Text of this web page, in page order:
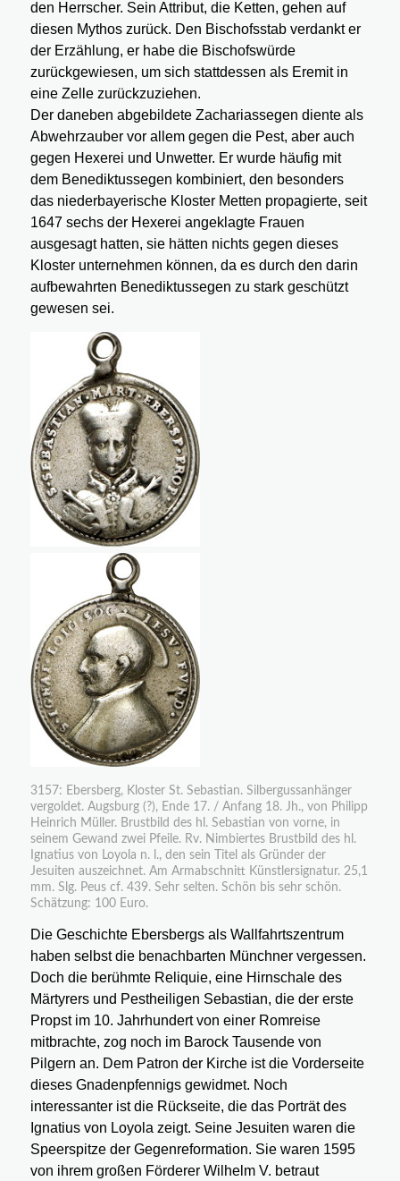
den Herrscher. Sein Attribut, die Ketten, gehen auf
diesen Mythos zurück. Den Bischofsstab verdankt er
der Erzählung, er habe die Bischofswürde
zurückgewiesen, um sich stattdessen als Eremit in
eine Zelle zurückzuziehen.
Der daneben abgebildete Zachariassegen diente als
Abwehrzauber vor allem gegen die Pest, aber auch
gegen Hexerei und Unwetter. Er wurde häufig mit
dem Benediktussegen kombiniert, den besonders
das niederbayerische Kloster Metten propagierte, seit
1647 sechs der Hexerei angeklagte Frauen
ausgesagt hatten, sie hätten nichts gegen dieses
Kloster unternehmen können, da es durch den darin
aufbewahrten Benediktussegen zu stark geschützt
gewesen sei.
3157: Ebersberg, Kloster St. Sebastian. Silbergussanhänger
vergoldet. Augsburg (?), Ende 17. / Anfang 18. Jh., von Philipp
Heinrich Müller. Brustbild des hl. Sebastian von vorne, in
seinem Gewand zwei Pfeile. Rv. Nimbiertes Brustbild des hl.
Ignatius von Loyola n. l., den sein Titel als Gründer der
Jesuiten auszeichnet. Am Armabschnitt Künstlersignatur. 25,1
mm. Slg. Peus cf. 439. Sehr selten. Schön bis sehr schön.
Schätzung: 100 Euro.
Die Geschichte Ebersbergs als Wallfahrtszentrum
haben selbst die benachbarten Münchner vergessen.
Doch die berühmte Reliquie, eine Hirnschale des
Märtyrers und Pestheiligen Sebastian, die der erste
Propst im 10. Jahrhundert von einer Romreise
mitbrachte, zog noch im Barock Tausende von
Pilgern an. Dem Patron der Kirche ist die Vorderseite
dieses Gnadenpfennigs gewidmet. Noch
interessanter ist die Rückseite, die das Porträt des
Ignatius von Loyola zeigt. Seine Jesuiten waren die
Speerspitze der Gegenreformation. Sie waren 1595
von ihrem großen Förderer Wilhelm V. betraut